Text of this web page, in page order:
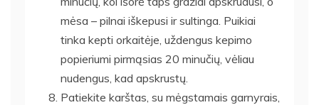
mėsa – pilnai iškepusi ir sultinga. Puikiai
tinka kepti orkaitėje, uždengus kepimo
popieriumi pirmąsias 20 minučių, vėliau
nudengus, kad apskrustų.
Patiekite karštas, su mėgstamais garnyrais,